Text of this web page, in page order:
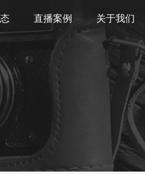
直播案例 关于我们